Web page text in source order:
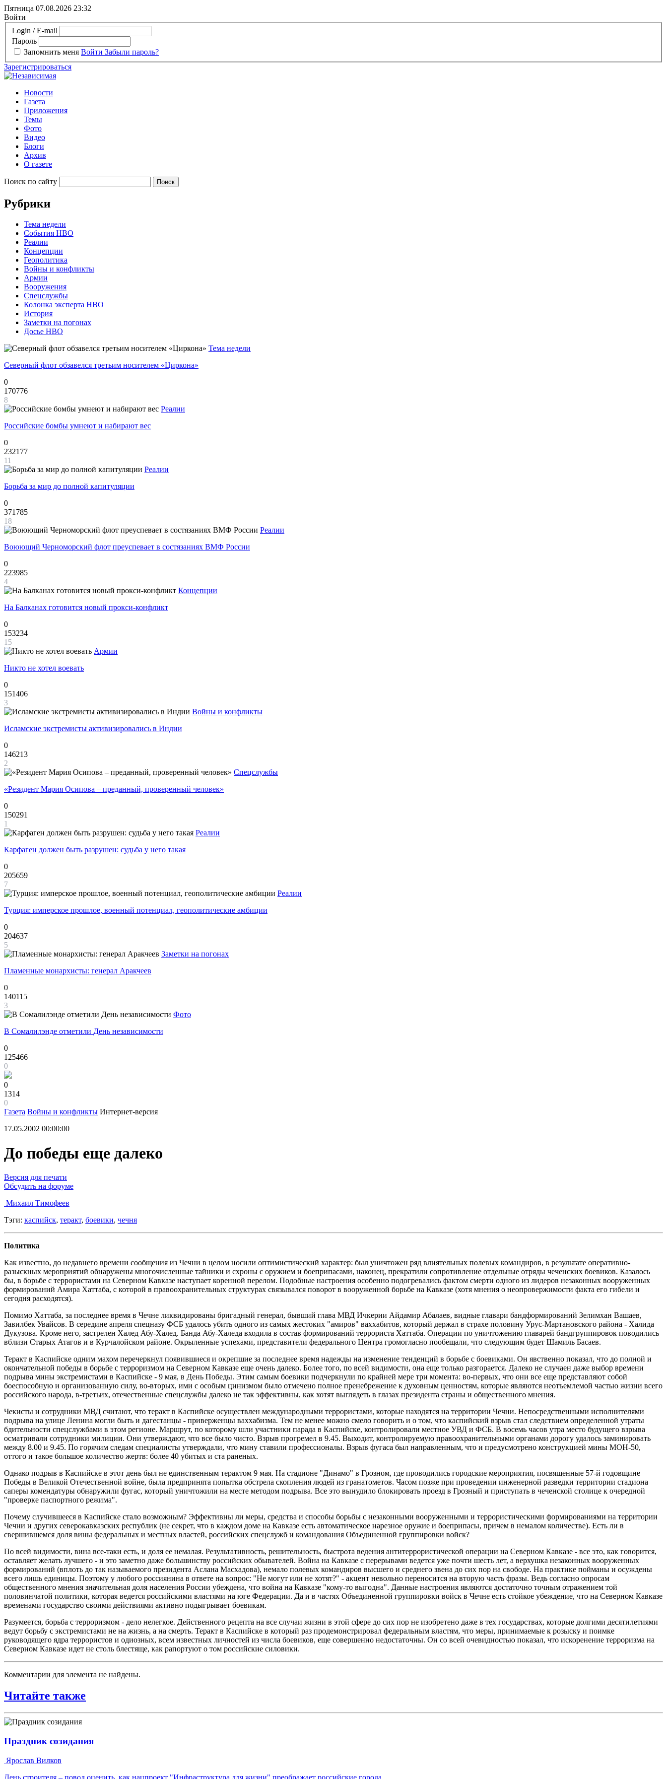
Пятница 07.08.2026 23:32
Войти
Login / E-mail
Пароль
Запомнить меня Войти Забыли пароль?
Зарегистрироваться
Новости
Газета
Приложения
Темы
Фото
Видео
Блоги
Архив
О газете
Поиск по сайту
Рубрики
Тема недели
События НВО
Реалии
Концепции
Геополитика
Войны и конфликты
Армии
Вооружения
Спецслужбы
Колонка эксперта НВО
История
Заметки на погонах
Досье НВО
Тема недели
Северный флот обзавелся третьим носителем «Циркона»
0
170776
8
Реалии
Российские бомбы умнеют и набирают вес
0
232177
11
Реалии
Борьба за мир до полной капитуляции
0
371785
18
Реалии
Воюющий Черноморский флот преуспевает в состязаниях ВМФ России
0
223985
4
Концепции
На Балканах готовится новый прокси-конфликт
0
153234
15
Армии
Никто не хотел воевать
0
151406
3
Войны и конфликты
Исламские экстремисты активизировались в Индии
0
146213
2
Спецслужбы
«Резидент Мария Осипова – преданный, проверенный человек»
0
150291
1
Реалии
Карфаген должен быть разрушен: судьба у него такая
0
205659
7
Реалии
Турция: имперское прошлое, военный потенциал, геополитические амбиции
0
204637
5
Заметки на погонах
Пламенные монархисты: генерал Аракчеев
0
140115
3
Фото
В Сомалилэнде отметили День независимости
0
125466
0
0
1314
0
Газета Войны и конфликты Интернет-версия
17.05.2002 00:00:00
До победы еще далеко
Версия для печати
Обсудить на форуме
Михаил Тимофеев
Тэги: каспийск, теракт, боевики, чечня
Политика
Как известно, до недавнего времени сообщения из Чечни в целом носили оптимистический характер: был уничтожен ряд влиятельных полевых командиров, в результате оперативно-
разыскных мероприятий обнаружены многочисленные тайники и схроны с оружием и боеприпасами, наконец, прекратили сопротивление отдельные отряды чеченских боевиков. Казалось
бы, в борьбе с террористами на Северном Кавказе наступает коренной перелом. Подобные настроения особенно подогревались фактом смерти одного из лидеров незаконных вооруженных
формирований Амира Хаттаба, с которой в правоохранительных структурах связывался поворот в вооруженной борьбе на Кавказе (хотя мнения о неопровержимости факта его гибели и
сегодня расходятся).
Помимо Хаттаба, за последнее время в Чечне ликвидированы бригадный генерал, бывший глава МВД Ичкерии Айдамир Абалаев, видные главари бандформирований Зелимхан Вашаев,
Завилбек Увайсов. В середине апреля спецназу ФСБ удалось убить одного из самых жестоких "амиров" ваххабитов, который держал в страхе половину Урус-Мартановского района - Халида
Дукузова. Кроме него, застрелен Халед Абу-Халед. Банда Абу-Халеда входила в состав формирований террориста Хаттаба. Операции по уничтожению главарей бандгруппировок поводились
вблизи Старых Атагов и в Курчалойском районе. Окрыленные успехами, представители федерального Центра громогласно пообещали, что следующим будет Шамиль Басаев.
Теракт в Каспийске одним махом перечеркнул появившиеся и окрепшие за последнее время надежды на изменение тенденций в борьбе с боевиками. Он явственно показал, что до полной и
окончательной победы в борьбе с терроризмом на Северном Кавказе еще очень далеко. Более того, по всей видимости, она еще только разгорается. Далеко не случаен даже выбор времени
подрыва мины экстремистами в Каспийске - 9 мая, в День Победы. Этим самым боевики подчеркнули по крайней мере три момента: во-первых, что они все еще представляют собой
боеспособную и организованную силу, во-вторых, ими с особым цинизмом было отмечено полное пренебрежение к духовным ценностям, которые являются неотъемлемой частью жизни всего
российского народа, в-третьих, отечественные спецслужбы далеко не так эффективны, как хотят выглядеть в глазах президента страны и общественного мнения.
Чекисты и сотрудники МВД считают, что теракт в Каспийске осуществлен международными террористами, которые находятся на территории Чечни. Непосредственными исполнителями
подрыва на улице Ленина могли быть и дагестанцы - приверженцы ваххабизма. Тем не менее можно смело говорить и о том, что каспийский взрыв стал следствием определенной утраты
бдительности спецслужбами в этом регионе. Маршрут, по которому шли участники парада в Каспийске, контролировали местное УВД и ФСБ. В восемь часов утра место будущего взрыва
осматривали сотрудники милиции. Они утверждают, что все было чисто. Взрыв прогремел в 9.45. Выходит, контролируемую правоохранительными органами дорогу удалось заминировать
между 8.00 и 9.45. По горячим следам специалисты утверждали, что мину ставили профессионалы. Взрыв фугаса был направленным, что и предусмотрено конструкцией мины МОН-50,
оттого и такое большое количество жертв: более 40 убитых и ста раненых.
Однако подрыв в Каспийске в этот день был не единственным терактом 9 мая. На стадионе "Динамо" в Грозном, где проводились городские мероприятия, посвященные 57-й годовщине
Победы в Великой Отечественной войне, была предпринята попытка обстрела скопления людей из гранатометов. Часом позже при проведении инженерной разведки территории стадиона
саперы комендатуры обнаружили фугас, который уничтожили на месте методом подрыва. Все это вынудило блокировать проезд в Грозный и приступать в чеченской столице к очередной
"проверке паспортного режима".
Почему случившееся в Каспийске стало возможным? Эффективны ли меры, средства и способы борьбы с незаконными вооруженными и террористическими формированиями на территории
Чечни и других северокавказских республик (не секрет, что в каждом доме на Кавказе есть автоматическое нарезное оружие и боеприпасы, причем в немалом количестве). Есть ли в
свершившемся доля вины федеральных и местных властей, российских спецслужб и командования Объединенной группировки войск?
По всей видимости, вина все-таки есть, и доля ее немалая. Результативность, решительность, быстрота ведения антитеррористической операции на Северном Кавказе - все это, как говорится,
оставляет желать лучшего - и это заметно даже большинству российских обывателей. Война на Кавказе с перерывами ведется уже почти шесть лет, а верхушка незаконных вооруженных
формирований (вплоть до так называемого президента Аслана Масхадова), немало полевых командиров высшего и среднего звена до сих пор на свободе. На практике пойманы и осуждены
всего лишь единицы. Поэтому у любого россиянина в ответе на вопрос: "Не могут или не хотят?" - акцент невольно переносится на вторую часть фразы. Ведь согласно опросам
общественного мнения значительная доля населения России убеждена, что война на Кавказе "кому-то выгодна". Данные настроения являются достаточно точным отражением той
половинчатой политики, которая ведется российскими властями на юге Федерации. Да и в частях Объединенной группировки войск в Чечне есть стойкое убеждение, что на Северном Кавказе
временами государство своими действиями активно подыгрывает боевикам.
Разумеется, борьба с терроризмом - дело нелегкое. Действенного рецепта на все случаи жизни в этой сфере до сих пор не изобретено даже в тех государствах, которые долгими десятилетиями
ведут борьбу с экстремистами не на жизнь, а на смерть. Теракт в Каспийске в который раз продемонстрировал федеральным властям, что меры, принимаемые к розыску и поимке
руководящего ядра террористов и одиозных, всем известных личностей из числа боевиков, еще совершенно недостаточны. Он со всей очевидностью показал, что искоренение терроризма на
Северном Кавказе идет не столь блестяще, как рапортуют о том российские силовики.
Комментарии для элемента не найдены.
Читайте также
Праздник созидания
Ярослав Вилков
День строителя – повод оценить, как нацпроект "Инфраструктура для жизни" преображает российские города